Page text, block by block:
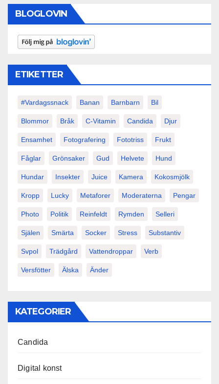
BLOGLOVIN
ETIKETTER
#vardagssnack Banan Barnbarn Bil
Blommor Bråk C-Vitamin Candida Djur
Ensamhet Fotografering Fototriss Frukt
Fåglar Grönsaker Gud Helvete Hund
Hundar Insekter Juice Kamera Kokosmjölk
Kropp Lucky Metaforer Moderaterna Pengar
Photo Politik Reinfeldt Rymden Selleri
Själen Smärta Socker Stress Substantiv
Svpol Trädgård Vattendroppar Verb
Versfötter Älska Änder
KATEGORIER
Candida
Digital konst